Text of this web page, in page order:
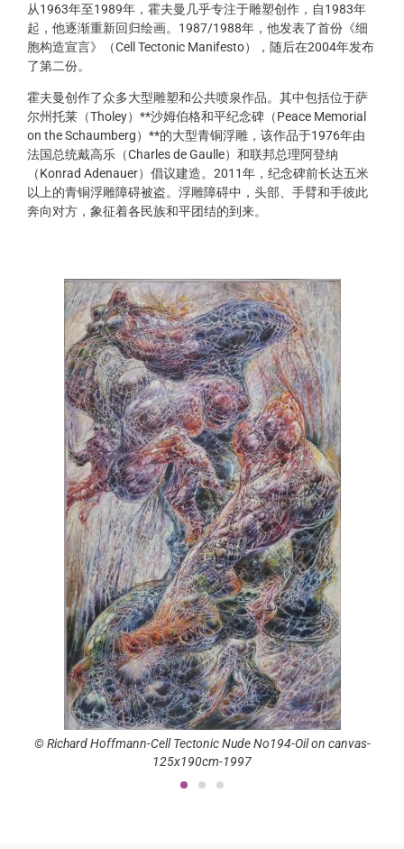
从1963年至1989年，霍夫曼几乎专注于雕塑创作，自1983年
起，他逐渐重新回归绘画。1987/1988年，他发表了首份《细
胞构造宣言》（Cell Tectonic Manifesto），随后在2004年发布
了第二份。
霍夫曼创作了众多大型雕塑和公共喷泉作品。其中包括位于萨
尔州托莱（Tholey）**沙姆伯格和平纪念碑（Peace Memorial
on the Schaumberg）**的大型青铜浮雕，该作品于1976年由
法国总统戴高乐（Charles de Gaulle）和联邦总理阿登纳
（Konrad Adenauer）倡议建造。2011年，纪念碑前长达五米
以上的青铜浮雕障碍被盗。浮雕障碍中，头部、手臂和手彼此
奔向对方，象征着各民族和平团结的到来。
Cell Tectonic Nude No194-Oil on canvas- © Richard Hoffmann-The